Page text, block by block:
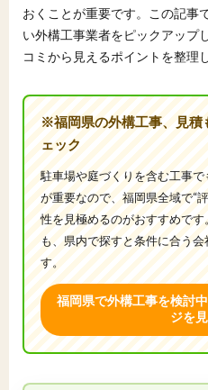
おくことが重要です。この記事
い外構工事業者をピックアップ
コミから見えるポイントを整理
※福岡県の外構工事、見積
ェック
駐車場や庭づくりを含む工事
が重要なので、福岡県全域で“
性を見極めるのがおすすめで
も、県内で探すと条件に合う
す。
福岡県で外構工事を検討
ジを